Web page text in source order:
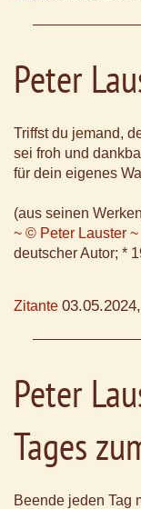
Peter
Triffst du jemand,
sei froh und
für dein eigenes
(aus seinen
~ © Peter Lauster ~
deutscher Autor; *
Zitante
Peter
Tages
Beende jeden Tag